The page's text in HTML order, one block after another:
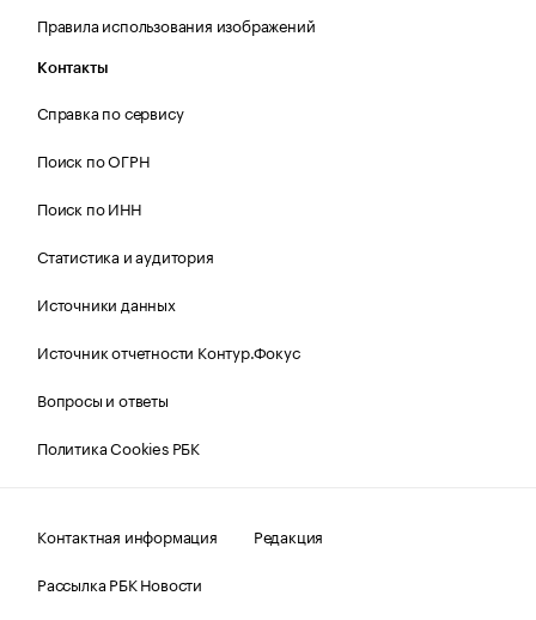
Правила использования изображений
Контакты
Справка по сервису
Поиск по ОГРН
Поиск по ИНН
Статистика и аудитория
Источники данных
Источник отчетности Контур.Фокус
Вопросы и ответы
Политика Cookies РБК
Контактная информация
Редакция
Рассылка РБК Новости